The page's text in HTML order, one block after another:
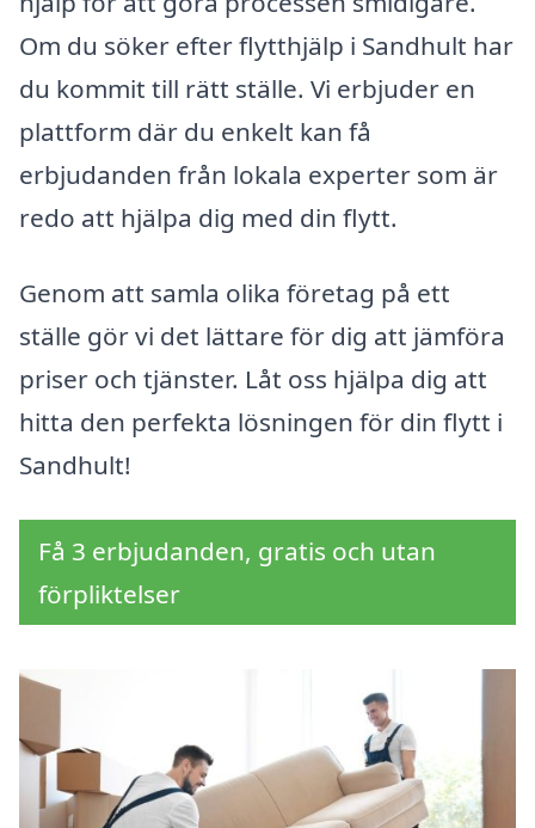
Om du söker efter flytthjälp i Sandhult har
du kommit till rätt ställe. Vi erbjuder en
plattform där du enkelt kan få
erbjudanden från lokala experter som är
redo att hjälpa dig med din flytt.
Genom att samla olika företag på ett
ställe gör vi det lättare för dig att jämföra
priser och tjänster. Låt oss hjälpa dig att
hitta den perfekta lösningen för din flytt i
Sandhult!
Få 3 erbjudanden, gratis och utan
förpliktelser